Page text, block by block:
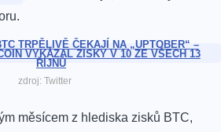
zdroj: Twitter
měsícem z hlediska zisků BTC,